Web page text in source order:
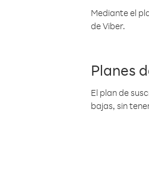
Mediante el
de Viber.
Planes
El plan de
bajas, sin